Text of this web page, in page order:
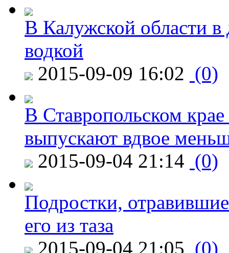
В Калужской области в
водкой
2015-09-09 16:02 (0)
В Ставропольском
выпускают вдвое
2015-09-04 21:14 (0)
Подростки,
его из таза
2015-09-04 21:05 (0)